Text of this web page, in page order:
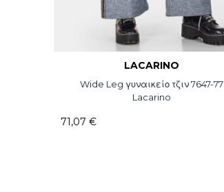
LACARINO
Wide Leg γυναικείο τζιν 7647-77
Lacarino
71,07 €